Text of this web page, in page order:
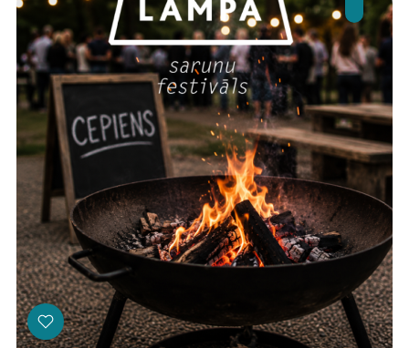
Festivāls
Programma
Arhīvs
Viņi bija LAMPĀ 2026
Jaunumi
Ziedo
Kontakti